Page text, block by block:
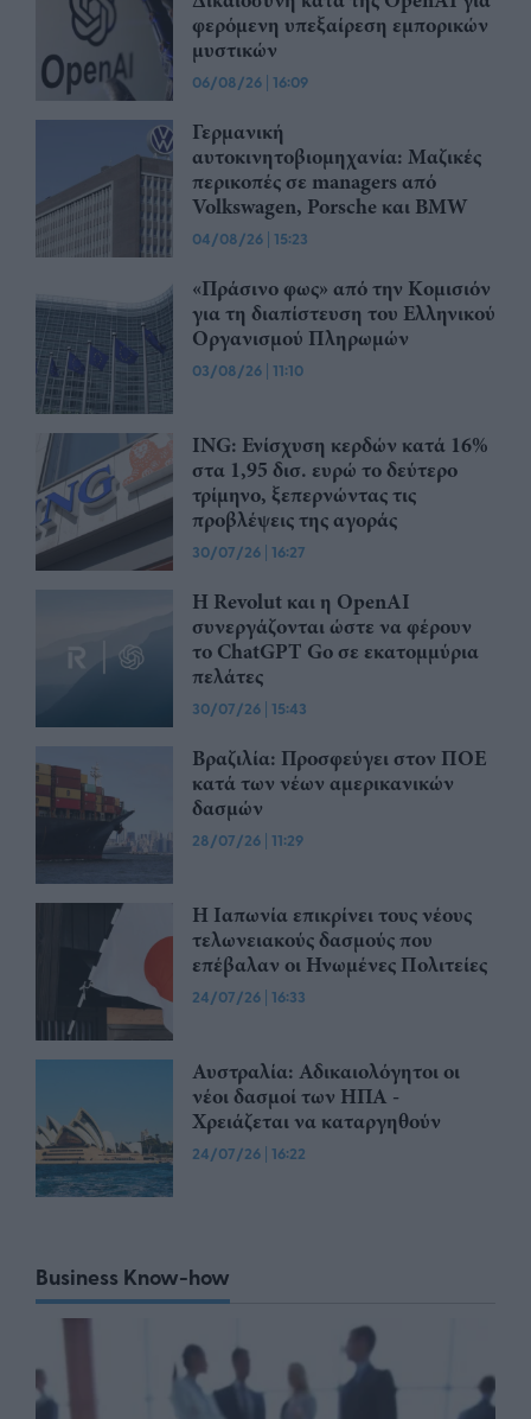
φερόμενη υπεξαίρεση εμπορικών
μυστικών
06/08/26 | 16:09
Γερμανική
αυτοκινητοβιομηχανία: Μαζικές
περικοπές σε managers από
Volkswagen, Porsche και BMW
04/08/26 | 15:23
«Πράσινο φως» από την Κομισιόν
για τη διαπίστευση του Ελληνικού
Οργανισμού Πληρωμών
03/08/26 | 11:10
ING: Ενίσχυση κερδών κατά 16%
στα 1,95 δισ. ευρώ το δεύτερο
τρίμηνο, ξεπερνώντας τις
προβλέψεις της αγοράς
30/07/26 | 16:27
Η Revolut και η OpenAI
συνεργάζονται ώστε να φέρουν
το ChatGPT Go σε εκατομμύρια
πελάτες
30/07/26 | 15:43
Βραζιλία: Προσφεύγει στον ΠΟΕ
κατά των νέων αμερικανικών
δασμών
28/07/26 | 11:29
Η Ιαπωνία επικρίνει τους νέους
τελωνειακούς δασμούς που
επέβαλαν οι Ηνωμένες Πολιτείες
24/07/26 | 16:33
Αυστραλία: Αδικαιολόγητοι οι
νέοι δασμοί των ΗΠΑ -
Χρειάζεται να καταργηθούν
24/07/26 | 16:22
Business Know-how